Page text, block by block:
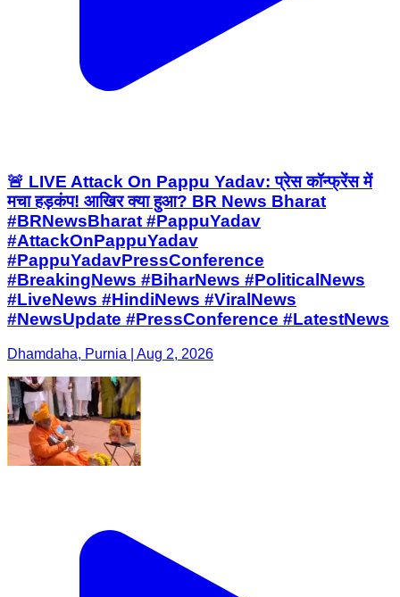
🚨 LIVE Attack On Pappu Yadav: प्रेस कॉन्फ्रेंस में
मचा हड़कंप! आखिर क्या हुआ? BR News Bharat
#BRNewsBharat #PappuYadav
#AttackOnPappuYadav
#PappuYadavPressConference
#BreakingNews #BiharNews #PoliticalNews
#LiveNews #HindiNews #ViralNews
#NewsUpdate #PressConference #LatestNews
Dhamdaha, Purnia | Aug 2, 2026